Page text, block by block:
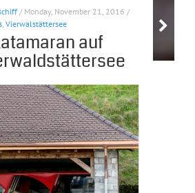
/ Monday, November 21, 2016 /
,Vierwalstättersee
auf